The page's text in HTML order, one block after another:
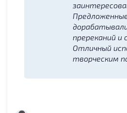
пререканий и
Отличный
творческим